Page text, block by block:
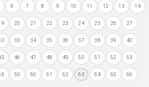
6 7 8 9 10 11 12 13 14
20 21 22 23 24 25 26 27
33 34 35 36 37 38 39 40
46 47 48 49 50 51 52 53
59 60 61 62 63 64 65 66